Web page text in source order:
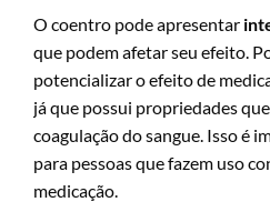
O coentro pode apresentar
que podem afetar seu efeito.
potencializar o efeito de
já que possui propriedades
coagulação do sangue. Isso é
para pessoas que fazem uso
medicação.